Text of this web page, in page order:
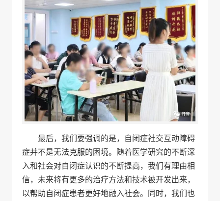
最后，我们要强调的是，自闭症社交互动障碍
症并不是无法克服的困境。随着医学研究的不断深
入和社会对自闭症认识的不断提高，我们有理由相
信，未来将有更多的治疗方法和技术被开发出来，
以帮助自闭症患者更好地融入社会。同时，我们也